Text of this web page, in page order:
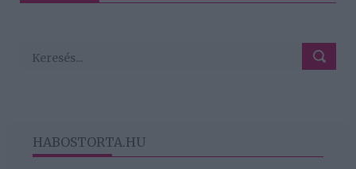
HABOSTORTA.HU